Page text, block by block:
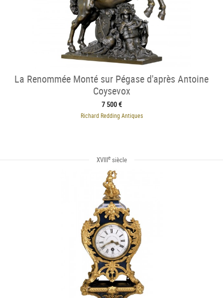
La Renommée Monté sur Pégase d'après Antoine
Coysevox
7 500 €
Richard Redding Antiques
XVIIIesiècle